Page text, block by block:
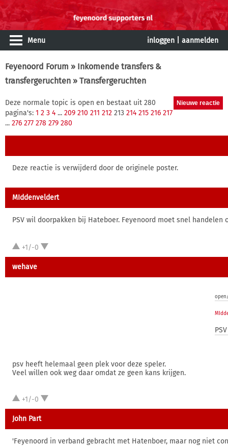
Menu inloggen aanmelden
Feyenoord Forum » Inkomende transfers &
transfergeruchten » Transfergeruchten
Deze normale topic is open en bestaat uit 280
pagina's: 1 2 3 4 ... 209 210 211 212 213 214 215 216 217
... 276 277 278 279 280
Deze reactie is verwijderd door de originele poster.
MIddenveldert
PSV wil doorpakken bij Hateboer. Feyenoord moet snel
+1/-0
wehave
psv heeft helemaal geen plek voor deze speler.
Veel willen ook weg daar omdat ze geen kans krijgen.
+1/-0
John Part
'Feyenoord in verband gebracht met Hatenboer, maar nog niet